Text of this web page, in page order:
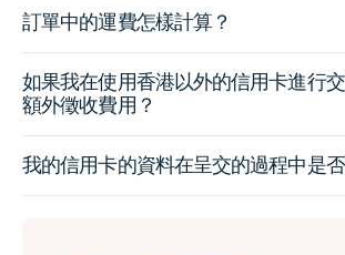
訂單中的運費怎樣計算？
如果我在使用香港以外的信用卡進行
額外徵收費用？
我的信用卡的資料在呈交的過程中是